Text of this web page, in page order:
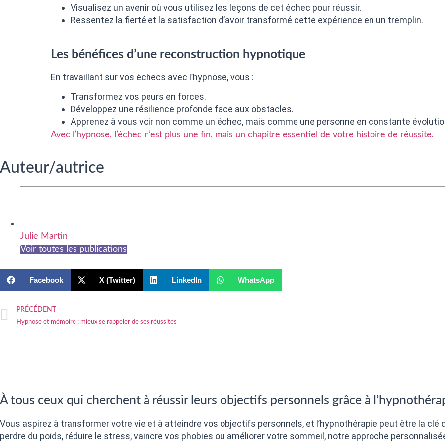
Visualisez un avenir où vous utilisez les leçons de cet échec pour réussir.
Ressentez la fierté et la satisfaction d’avoir transformé cette expérience en un tremplin.
Les bénéfices d’une reconstruction hypnotique
En travaillant sur vos échecs avec l’hypnose, vous :
Transformez vos peurs en forces.
Développez une résilience profonde face aux obstacles.
Apprenez à vous voir non comme un échec, mais comme une personne en constante
Avec l’hypnose, l’échec n’est plus une fin, mais un chapitre essentiel de votre histoire de réussite.
Auteur/autrice
Julie Martin
Voir toutes les publications
Facebook X (Twitter) LinkedIn WhatsApp
PRÉCÉDENT
Hypnose et mémoire : mieux se rappeler de ses réussites
À tous ceux qui cherchent à réussir leurs objectifs personnels grâce à
Vous aspirez à transformer votre vie et à atteindre vos objectifs personnels, et l’hypnothérapie peut être la
perdre du poids, réduire le stress, vaincre vos phobies ou améliorer votre sommeil, notre approche